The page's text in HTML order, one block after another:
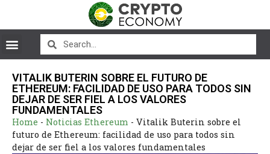
VITALIK BUTERIN SOBRE EL FUTURO DE
ETHEREUM: FACILIDAD DE USO PARA TODOS SIN
DEJAR DE SER FIEL A LOS VALORES
FUNDAMENTALES
Home - Noticias Ethereum - Vitalik Buterin sobre el
futuro de Ethereum: facilidad de uso para todos sin
dejar de ser fiel a los valores fundamentales